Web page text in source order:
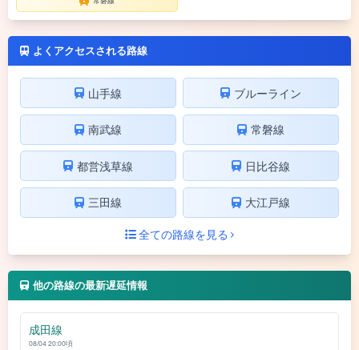
よくアクセスされる路線
山手線 ブルーライン
南武線 常磐線
都営浅草線 日比谷線
三田線
大江戸線
全ての路線を見る
他の路線の最新遅延情報
成田線
08/04 20:00頃